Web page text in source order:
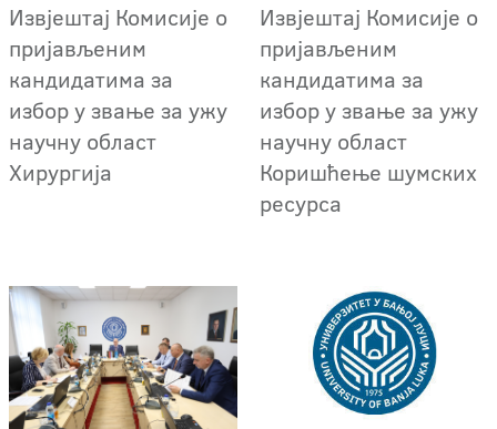
Извјештај Комисије о
пријављеним
кандидатима за
избор у звање за ужу
научну област
Хирургија
Извјештај Комисије о
пријављеним
кандидатима за
избор у звање за ужу
научну област
Коришћење шумских
ресурса